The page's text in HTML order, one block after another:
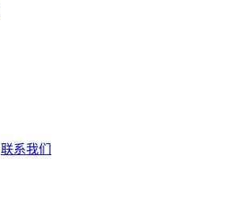
联系我们